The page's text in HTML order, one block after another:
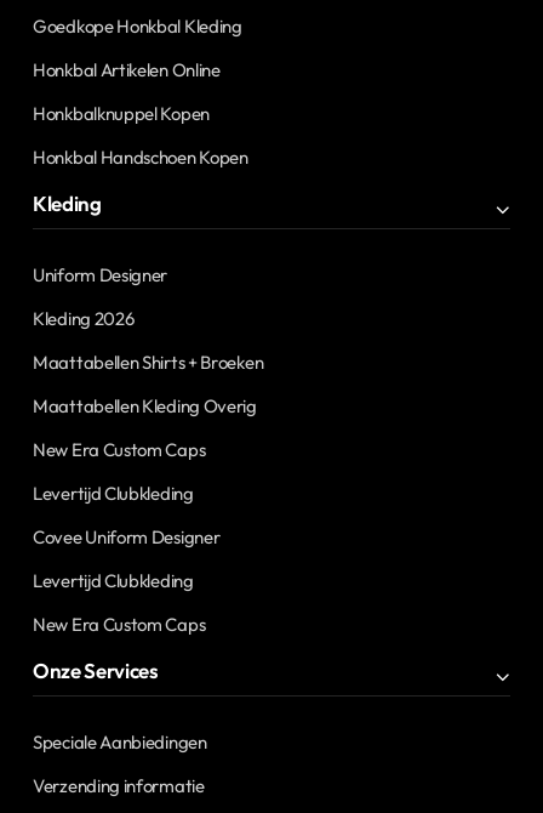
Goedkope Honkbal Kleding
Honkbal Artikelen Online
Honkbalknuppel Kopen
Honkbal Handschoen Kopen
Kleding
Uniform Designer
Kleding 2026
Maattabellen Shirts + Broeken
Maattabellen Kleding Overig
New Era Custom Caps
Levertijd Clubkleding
Covee Uniform Designer
Levertijd Clubkleding
New Era Custom Caps
Onze Services
Speciale Aanbiedingen
Verzending informatie